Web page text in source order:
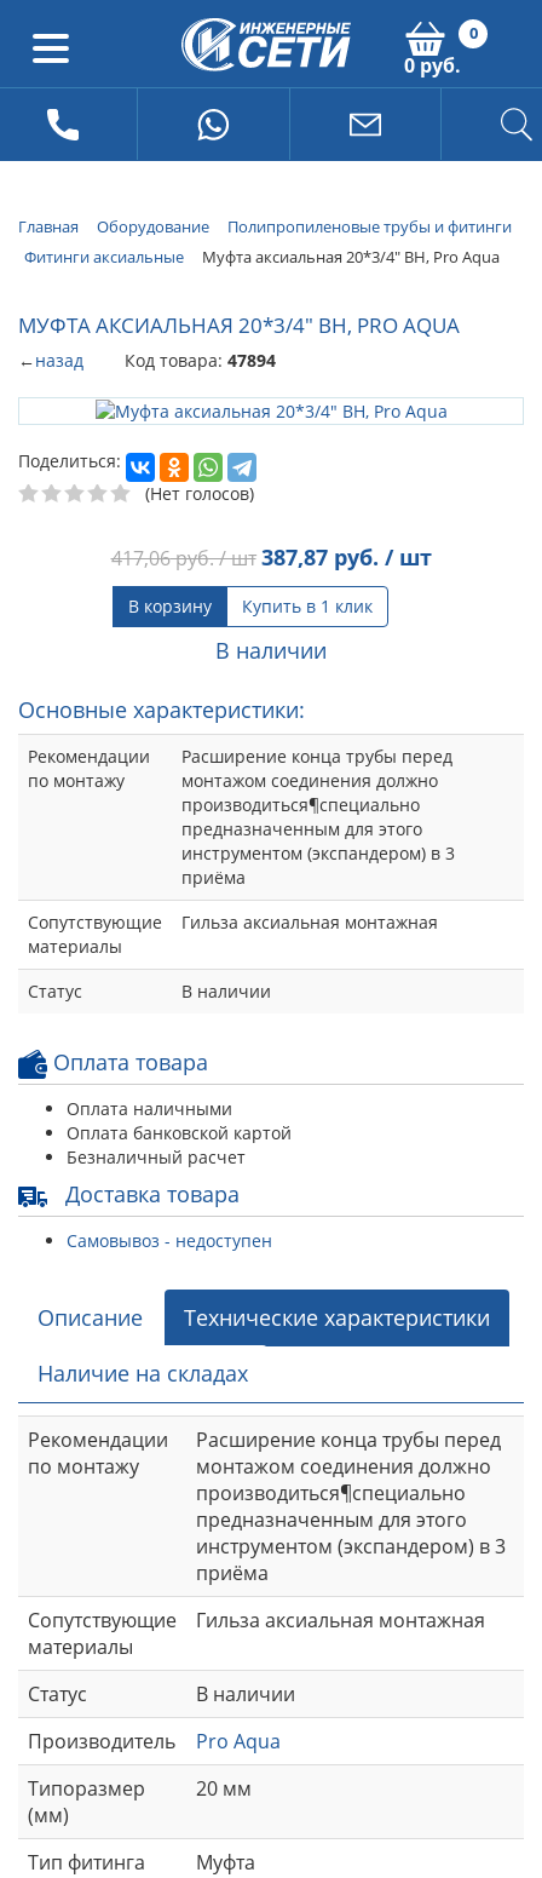
0
0 руб.
Главная Оборудование
Полипропиленовые трубы и фитинги
Фитинги аксиальные
Муфта аксиальная 20*3/4" ВН, Pro Aqua
МУФТА АКСИАЛЬНАЯ 20*3/4" ВН, PRO AQUA
←назад Код товара: 47894
Поделиться:
(Нет голосов)
417,06руб. / шт 387,87руб. / шт
В корзину Купить в 1 клик
В наличии
Основные характеристики:
Рекомендации
по монтажу
Расширение конца трубы перед
монтажом соединения должно
производиться¶специально
предназначенным для этого
инструментом (экспандером) в 3
приёма
Сопутствующие
материалы
Гильза аксиальная монтажная
Статус В наличии
Оплата товара
Оплата наличными
Оплата банковской картой
Безналичный расчет
Доставка товара
Самовывоз - недоступен
Описание
Технические характеристики
Наличие на складах
Рекомендации
по монтажу
Расширение конца трубы перед
монтажом соединения должно
производиться¶специально
предназначенным для этого
инструментом (экспандером) в 3
приёма
Сопутствующие
материалы
Гильза аксиальная монтажная
Статус
В наличии
Производитель
Pro Aqua
Типоразмер
(мм)
20 мм
Тип фитинга Муфта